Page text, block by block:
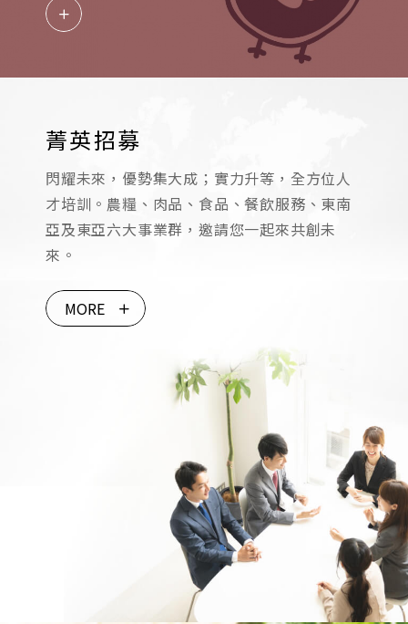
菁英招募
閃耀未來，優勢集大成；實力升等，全方位人
才培訓。農糧、肉品、食品、餐飲服務、東南
亞及東亞六大事業群，邀請您一起來共創未
來。
MORE